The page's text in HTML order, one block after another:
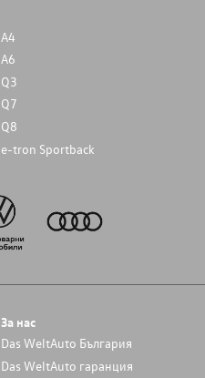
A4
A6
Q3
Q7
Q8
e-tron Sportback
За нас
Das WeltAuto България
Das WeltAuto гаранция